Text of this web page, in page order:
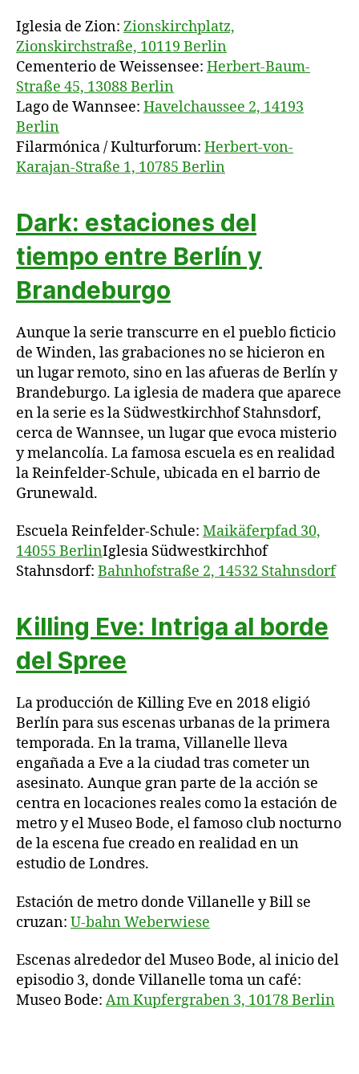
Iglesia de Zion: Zionskirchplatz,
Zionskirchstraße, 10119 Berlin
Cementerio de Weissensee: Herbert-Baum-
Straße 45, 13088 Berlin
Lago de Wannsee: Havelchaussee 2, 14193
Berlin
Filarmónica / Kulturforum: Herbert-von-
Karajan-Straße 1, 10785 Berlin
Dark: estaciones del
tiempo entre Berlín y
Brandeburgo
Aunque la serie transcurre en el pueblo ficticio
de Winden, las grabaciones no se hicieron en
un lugar remoto, sino en las afueras de Berlín y
Brandeburgo. La iglesia de madera que aparece
en la serie es la Südwestkirchhof Stahnsdorf,
cerca de Wannsee, un lugar que evoca misterio
y melancolía. La famosa escuela es en realidad
la Reinfelder-Schule, ubicada en el barrio de
Grunewald.
Escuela Reinfelder-Schule: Maikäferpfad 30,
14055 BerlinIglesia Südwestkirchhof
Stahnsdorf: Bahnhofstraße 2, 14532 Stahnsdorf
Killing Eve: Intriga al borde
del Spree
La producción de Killing Eve en 2018 eligió
Berlín para sus escenas urbanas de la primera
temporada. En la trama, Villanelle lleva
engañada a Eve a la ciudad tras cometer un
asesinato. Aunque gran parte de la acción se
centra en locaciones reales como la estación de
metro y el Museo Bode, el famoso club nocturno
de la escena fue creado en realidad en un
estudio de Londres.
Estación de metro donde Villanelle y Bill se
cruzan: U-bahn Weberwiese
Escenas alrededor del Museo Bode, al inicio del
episodio 3, donde Villanelle toma un café:
Museo Bode: Am Kupfergraben 3, 10178 Berlin